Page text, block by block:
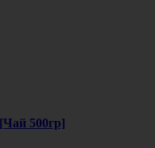
[Чай 500гр]